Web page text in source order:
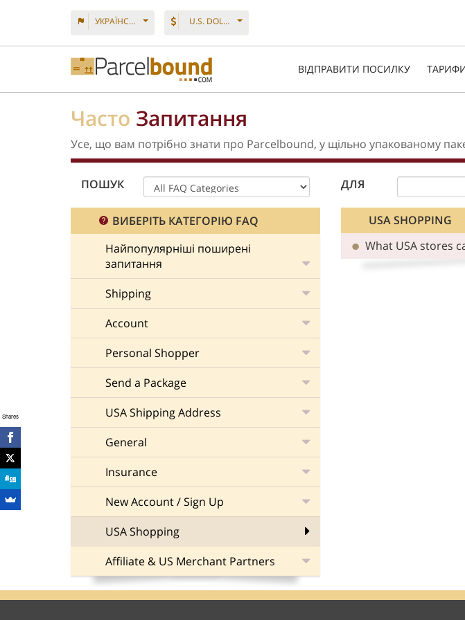
УКРАЇНСЬКА U.S. DOLLAR
ВІДПРАВИТИ ПОСИЛКУ
Часто Запитання
Усе, що вам потрібно знати про Parcelbound, у щільно упакованому
ПОШУК ДЛЯ
ВИБЕРІТЬ КАТЕГОРІЮ FAQ
Найпопулярніші поширені
запитання
Shipping
Account
Personal Shopper
Send a Package
USA Shipping Address
General
Insurance
New Account / Sign Up
USA Shopping
Affiliate & US Merchant Partners
USA SHOPPING
What USA stores
Shares